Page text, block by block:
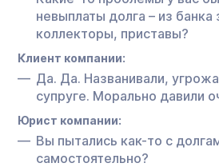
невыплаты долга – из банка
коллекторы, приставы?
Клиент компании:
Да. Да. Названивали,
супруге. Морально давили
Юрист компании:
Вы пытались как-то с
самостоятельно?